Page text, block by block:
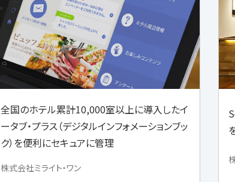
全国のホテル累計10,000室以上に導入したイ
ータブ・プラス（デジタルインフォメーションブッ
ク）を便利にセキュアに管理
株式会社ミライト・ワン